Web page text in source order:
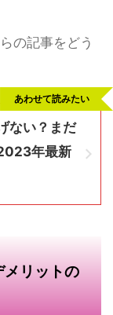
の記事をどう
ない？まだ
年最新
あわせて読みたい
メリットの